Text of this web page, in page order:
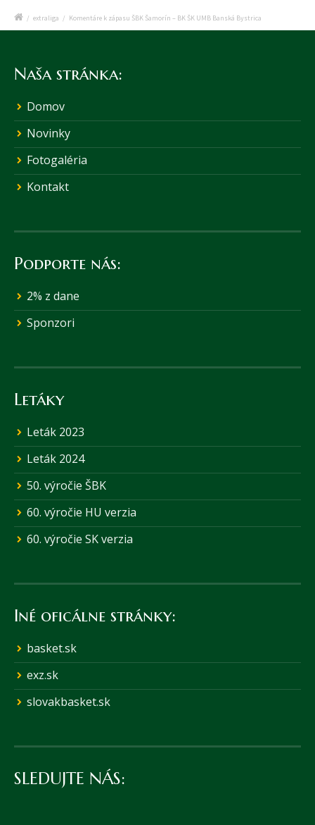
/ extraliga / Komentáre k zápasu ŠBK Šamorín – BK ŠK UMB Banská Bystrica
Naša stránka:
Domov
Novinky
Fotogaléria
Kontakt
Podporte nás:
2% z dane
Sponzori
Letáky
Leták 2023
Leták 2024
50. výročie ŠBK
60. výročie HU verzia
60. výročie SK verzia
Iné oficálne stránky:
basket.sk
exz.sk
slovakbasket.sk
SLEDUJTE NÁS: